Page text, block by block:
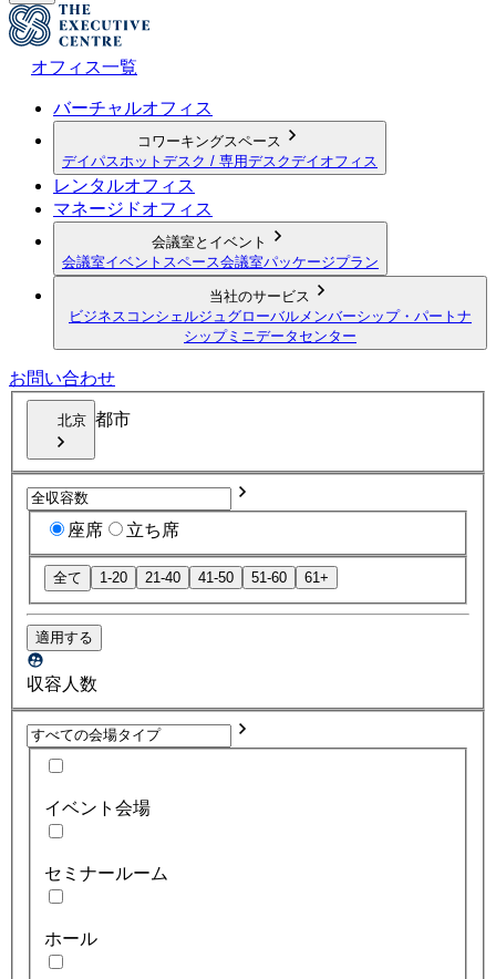
オフィス一覧
バーチャルオフィス
コワーキングスペース
デイパス ホットデスク / 専用デスクデイオフィス
レンタルオフィス
マネージドオフィス
会議室とイベント
会議室イベントスペース会議室パッケージプラン
当社のサービス
ビジネスコンシェルジュ グローバルメンバーシップ・パートナ
シップミニデータセンター
お問い合わせ
北京 都市
座席 立ち席
全て 1-20 21-40 41-50 51-60 61+
適用する
収容人数
イベント会場
セミナールーム
ホール